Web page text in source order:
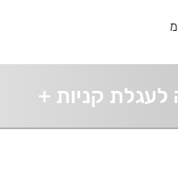
לעגלת קניות +